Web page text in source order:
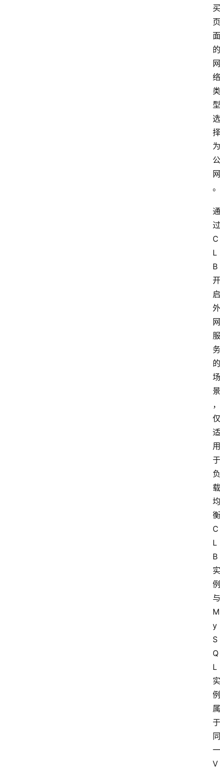
买
页
面
的
网
络
类
型
选
择
为
公
网
。
通
过
C
L
B
开
启
外
网
服
务
的
场
景
，
仅
适
用
于
负
载
均
衡
C
L
B
实
例
与
M
y
S
Q
L
实
例
属
于
同
一
V